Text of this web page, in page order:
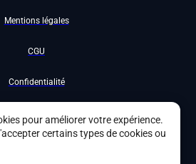
Mentions légales
CGU
Confidentialité
pour améliorer votre expérience.
certains types de cookies ou